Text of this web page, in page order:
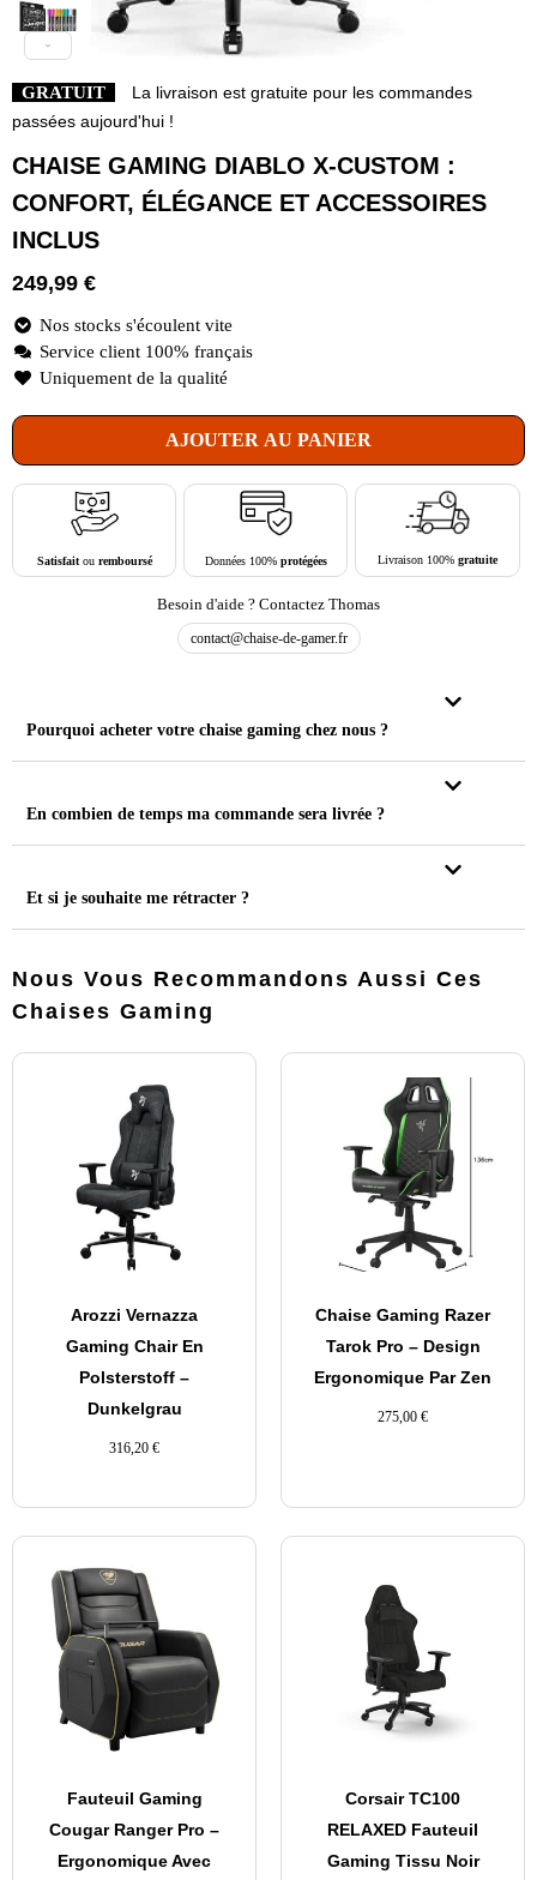
GRATUIT
La livraison est gratuite pour les commandes
passées aujourd'hui !
CHAISE GAMING DIABLO X-CUSTOM :
CONFORT, ÉLÉGANCE ET ACCESSOIRES
INCLUS
249,99 €
Nos stocks s'écoulent vite
Service client 100% français
Uniquement de la qualité
AJOUTER AU PANIER
Satisfaitou remboursé Données 100% protégées Livraison 100%gratuite
Besoin d'aide ? Contactez Thomas
contact@chaise-de-gamer.fr
Pourquoi acheter votre chaise gaming chez nous ?
En combien de temps ma commande sera livrée ?
Et si je souhaite me rétracter ?
Nous Vous Recommandons Aussi Ces
Chaises Gaming
Arozzi Vernazza
Gaming Chair En
Polsterstoff –
Dunkelgrau
316,20 €
Chaise Gaming Razer
Tarok Pro – Design
Ergonomique Par Zen
275,00 €
Fauteuil Gaming
Cougar Ranger Pro –
Ergonomique Avec
Corsair TC100
RELAXED Fauteuil
Gaming Tissu Noir